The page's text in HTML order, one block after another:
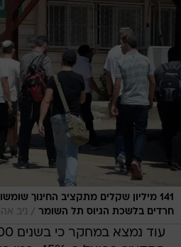
141 מיליון שקלים מתקציב החינוך
חרדים בלשכת הגיוס תל השומר / ניב